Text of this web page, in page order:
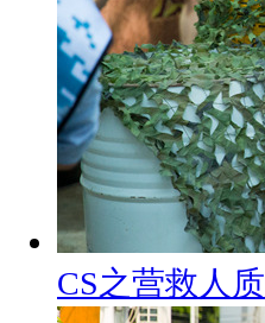
CS之营救人质